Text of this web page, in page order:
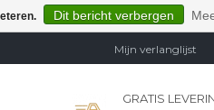
Mijn verlanglijst
GRATIS
Dit bericht verbergen